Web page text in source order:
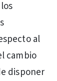
al
cambio
disponer